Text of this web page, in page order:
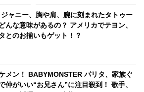
ャニー、胸や肩、腕に刻まれたタトゥー
んな意味があるの？ アメリカでテヨン、
とのお揃いもゲット！？
メン！ BABYMONSTER パリタ、家族ぐ
仲がいい“お兄さん”に注目殺到！ 歌手、